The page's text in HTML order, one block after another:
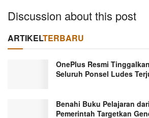
Discussion about this post
ARTIKELTERBARU
OnePlus Resmi
Seluruh Ponsel Ludes
Benahi Buku Pelajaran
Pemerintah Targetkan